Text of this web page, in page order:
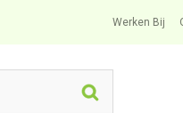
Werken Bij
Search